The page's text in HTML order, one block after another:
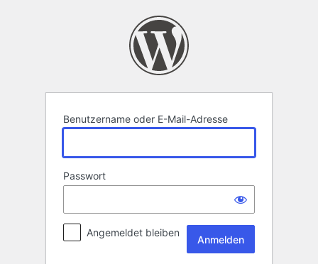
Benutzername oder E-Mail-Adresse
Passwort
Angemeldet bleiben